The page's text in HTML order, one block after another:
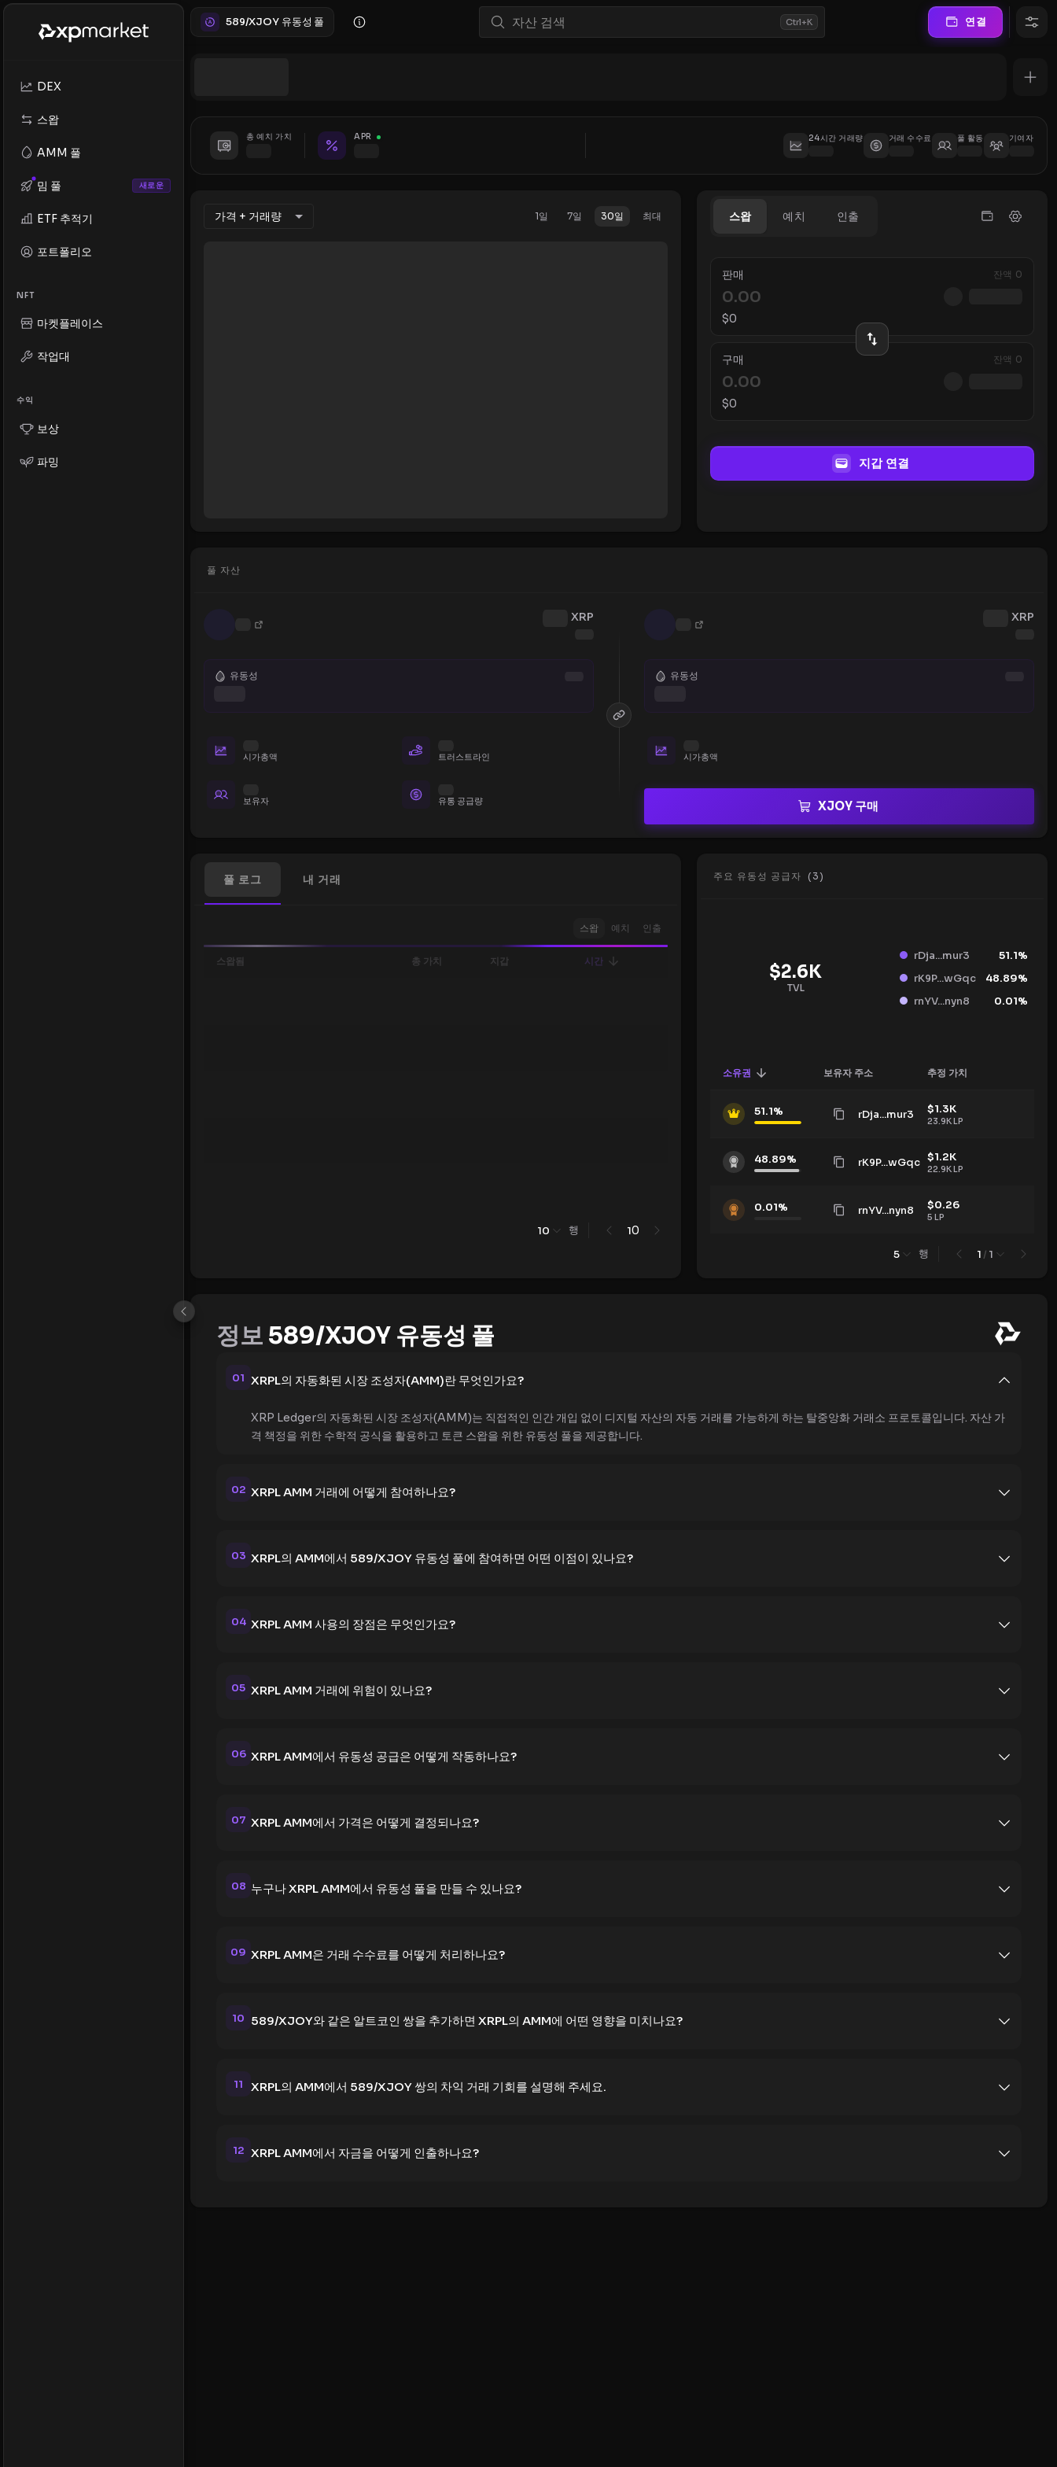
DEX
스왑
AMM 풀
밈 풀 새로운
ETF 추적기
포트폴리오
NFT
마켓플레이스
작업대
수익
보상
파밍
589/XJOY 유동성 풀 Ctrl+K 연결
총 예치 가치 APR 24시간 거래량 거래 수수료 풀 활동 기여자
가격 + 거래량 1일 7일 30일 최대 스왑 예치 인출
판매 잔액 0
$0
구매 잔액 0
$0
지갑 연결
풀 자산
XRP
유동성
시가총액 트러스트라인
보유자 유통 공급량
XRP
유동성
시가총액
XJOY 구매
풀 로그 내 거래
스왑 예치 인출
스왑됨 총 가치 지갑 시간
10 행 10
주요 유동성 공급자 ( 3)
$2.6K
TVL
rDja...mur3 51.1%
rK9P...wGqc
48.89%
rnYV...nyn8
0.01%
소유권 보유자 주소 추정 가치
51.1% rDja...mur3 $1.3K
23.9KLP
48.89% rK9P...wGqc $1.2K
22.9KLP
0.01% rnYV...nyn8 $0.26
5 LP
5 행 1 / 1
정보 589/XJOY 유동성 풀
01 XRPL의 자동화된 시장 조성자(AMM)란 무엇인가요?
XRP Ledger의 자동화된 시장 조성자(AMM)는 직접적인 인간 개입 없이 디지털 자산의 자동 거래를 가능하게 하는 탈중앙화 거래소 프로토콜입니다. 자산 가
격 책정을 위한 수학적 공식을 활용하고 토큰 스왑을 위한 유동성 풀을 제공합니다.
02 XRPL AMM 거래에 어떻게 참여하나요?
03 XRPL의 AMM에서 589/XJOY 유동성 풀에 참여하면 어떤 이점이 있나요?
04 XRPL AMM 사용의 장점은 무엇인가요?
05 XRPL AMM 거래에 위험이 있나요?
06 XRPL AMM에서 유동성 공급은 어떻게 작동하나요?
07 XRPL AMM에서 가격은 어떻게 결정되나요?
08 누구나 XRPL AMM에서 유동성 풀을 만들 수 있나요?
09 XRPL AMM은 거래 수수료를 어떻게 처리하나요?
10 589/XJOY와 같은 알트코인 쌍을 추가하면 XRPL의 AMM에 어떤 영향을 미치나요?
11 XRPL의 AMM에서 589/XJOY 쌍의 차익 거래 기회를 설명해 주세요.
12 XRPL AMM에서 자금을 어떻게 인출하나요?